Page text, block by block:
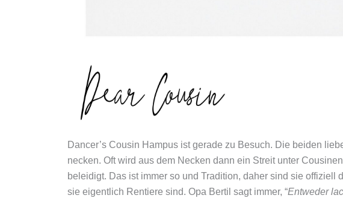
Dancer’s Cousin Hampus ist gerade zu Besuch. Die beiden
necken. Oft wird aus dem Necken dann ein Streit unter
beleidigt. Das ist immer so und Tradition, daher sind sie offiziell
sie eigentlich Rentiere sind. Opa Bertil sagt immer, “Entweder